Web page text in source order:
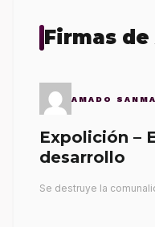
Firmas
AMADO
Expolición –
desarrollo
Se destruye la